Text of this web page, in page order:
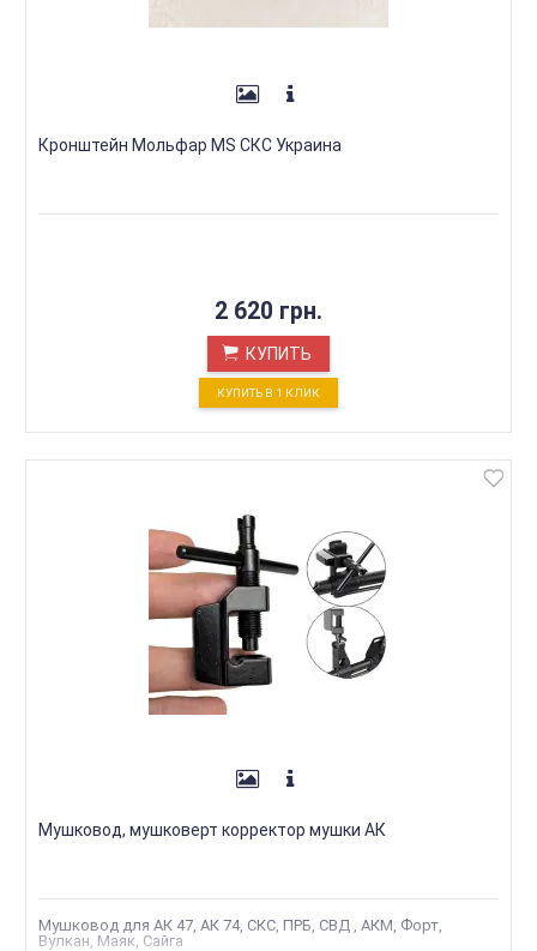
Кронштейн Мольфар MS СКС Украина
2 620 грн.
КУПИТЬ
КУПИТЬ В 1 КЛИК
Мушковод, мушковерт корректор мушки АК
Мушковод для АК 47, АК 74, СКС, ПРБ, СВД , АКМ, Форт,
Вулкан, Маяк, Сайга